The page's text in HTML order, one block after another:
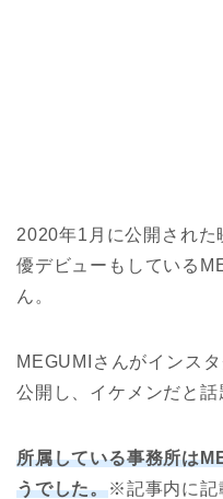
2020年1月に公開され
優デビューもしている
ん。
MEGUMIさんがインス
公開し、イケメンだと話
所属している事務所は
うでした。※記事内に記